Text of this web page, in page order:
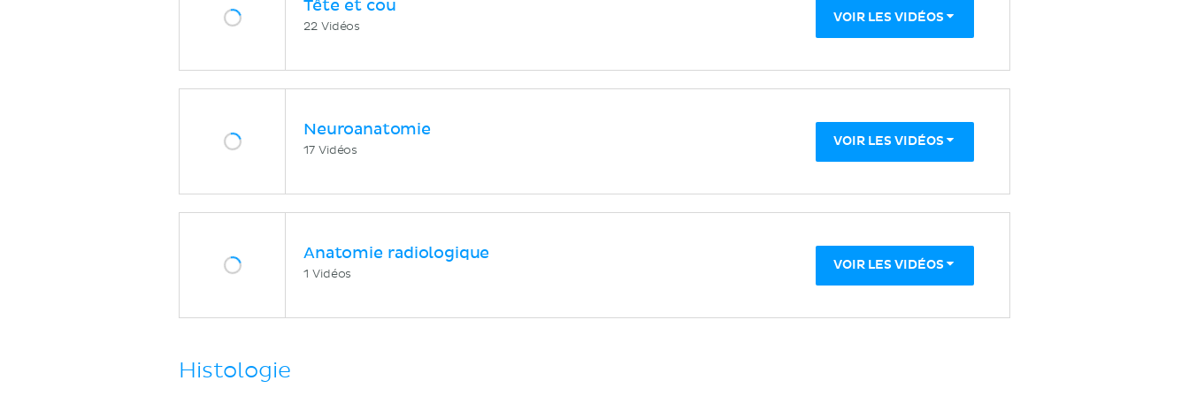
Tête et cou
22 Vidéos
VOIR LES VIDÉOS
Neuroanatomie
17 Vidéos
VOIR LES VIDÉOS
Anatomie radiologique
1 Vidéos
VOIR LES VIDÉOS
Histologie